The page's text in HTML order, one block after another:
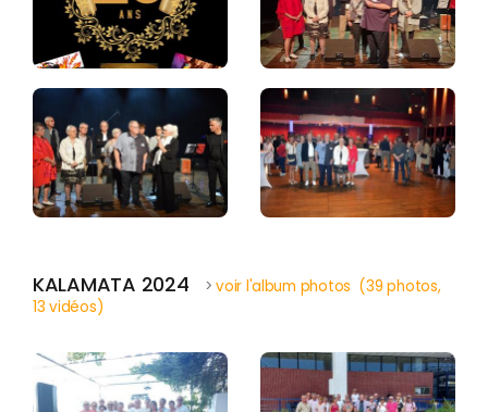
KALAMATA 2024 >voir l'album photos (39 photos,
13 vidéos)